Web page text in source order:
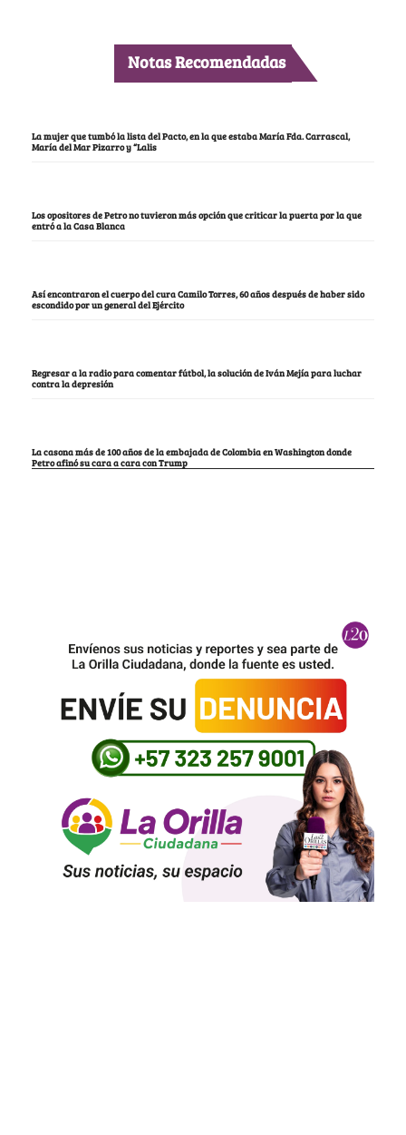
Notas Recomendadas
La mujer que tumbó la lista del Pacto, en la que estaba María Fda. Carrascal,
María del Mar Pizarro y “Lalis
Los opositores de Petro no tuvieron más opción que criticar la puerta por la que
entró a la Casa Blanca
Así encontraron el cuerpo del cura Camilo Torres, 60 años después de haber sido
escondido por un general del Ejército
Regresar a la radio para comentar fútbol, la solución de Iván Mejía para luchar
contra la depresión
La casona más de 100 años de la embajada de Colombia en Washington donde
Petro afinó su cara a cara con Trump